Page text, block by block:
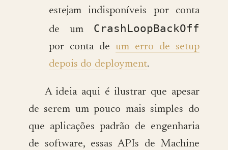
estejam indisponíveis por conta
de um CrashLoopBackOff
por conta de um erro de setup
depois do deployment.
A ideia aqui é ilustrar que apesar
de serem um pouco mais simples do
que aplicações padrão de engenharia
de software, essas APIs de Machine